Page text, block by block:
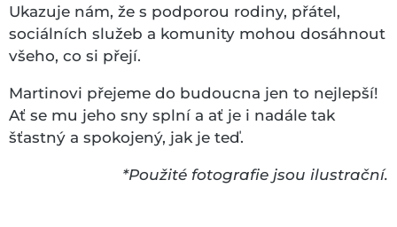
Ukazuje nám, že s podporou rodiny, přátel,
sociálních služeb a komunity mohou dosáhnout
všeho, co si přejí.
Martinovi přejeme do budoucna jen to nejlepší!
Ať se mu jeho sny splní a ať je i nadále tak
šťastný a spokojený, jak je teď.
*Použité fotografie jsou ilustrační.